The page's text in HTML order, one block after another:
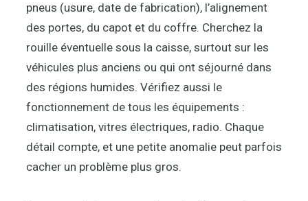
pneus (usure, date de fabrication), l’alignement
des portes, du capot et du coffre. Cherchez la
rouille éventuelle sous la caisse, surtout sur les
véhicules plus anciens ou qui ont séjourné dans
des régions humides. Vérifiez aussi le
fonctionnement de tous les équipements :
climatisation, vitres électriques, radio. Chaque
détail compte, et une petite anomalie peut parfois
cacher un problème plus gros.